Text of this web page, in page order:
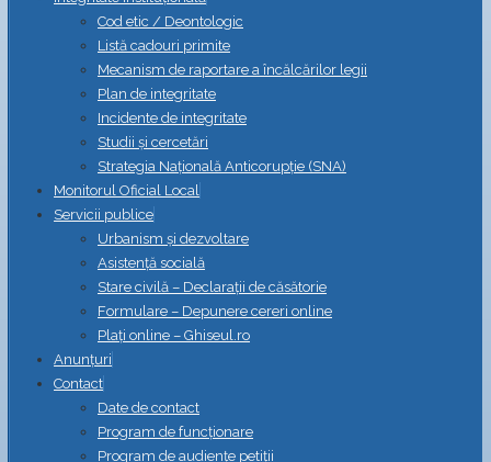
Cod etic / Deontologic
Listă cadouri primite
Mecanism de raportare a încălcărilor legii
Plan de integritate
Incidente de integritate
Studii și cercetări
Strategia Naţională Anticorupţie (SNA)
Monitorul Oficial Local
Servicii publice
Urbanism și dezvoltare
Asistență socială
Stare civilă – Declarații de căsătorie
Formulare – Depunere cereri online
Plați online – Ghiseul.ro
Anunțuri
Contact
Date de contact
Program de funcționare
Program de audiențe petiții